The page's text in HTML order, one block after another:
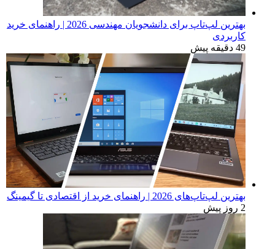
بهترین لپ‌تاپ برای دانشجویان مهندسی 2026 | راهنمای خرید
کاربردی
49 دقیقه پیش
بهترین لپ‌تاپ‌های 2026 | راهنمای خرید از اقتصادی تا گیمینگ
2 روز پیش